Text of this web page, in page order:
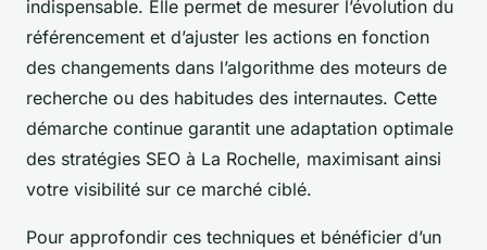
indispensable. Elle permet de mesurer l’évolution du
référencement et d’ajuster les actions en fonction
des changements dans l’algorithme des moteurs de
recherche ou des habitudes des internautes. Cette
démarche continue garantit une adaptation optimale
des stratégies SEO à La Rochelle, maximisant ainsi
votre visibilité sur ce marché ciblé.
Pour approfondir ces techniques et bénéficier d’un